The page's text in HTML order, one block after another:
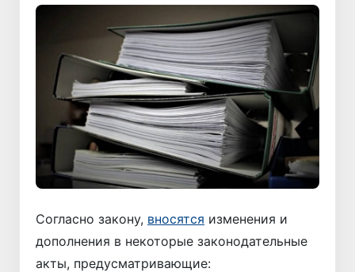
Согласно закону, вносятся изменения и
дополнения в некоторые законодательные
акты, предусматривающие: